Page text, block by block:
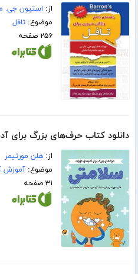
از: استیون جی.
موضوع:تافل
۲۵۶ صفحه
دانلود کتاب حرف‌های بزرگ برای
از:هلن مورتیمر
موضوع:آموزش
۳۱ صفحه